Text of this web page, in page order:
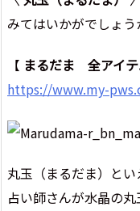
みてはいかがでしょう
【 まるだま 全アイ
https://www.my-
丸玉（まるだま）とい
占い師さんが水晶の